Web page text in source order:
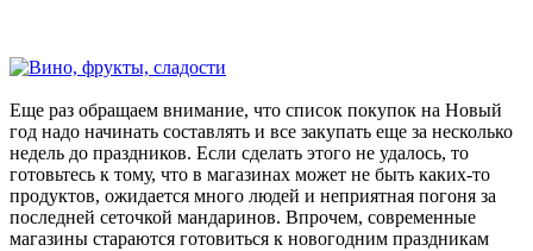
Еще раз обращаем внимание, что список покупок на Новый
год надо начинать составлять и все закупать еще за несколько
недель до праздников. Если сделать этого не удалось, то
готовьтесь к тому, что в магазинах может не быть каких-то
продуктов, ожидается много людей и неприятная погоня за
последней сеточкой мандаринов. Впрочем, современные
магазины стараются готовиться к новогодним праздникам